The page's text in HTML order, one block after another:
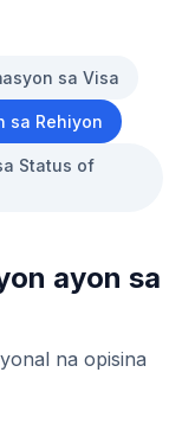
sa Visa
sa Rehiyon
Status of
ayon sa
na opisina